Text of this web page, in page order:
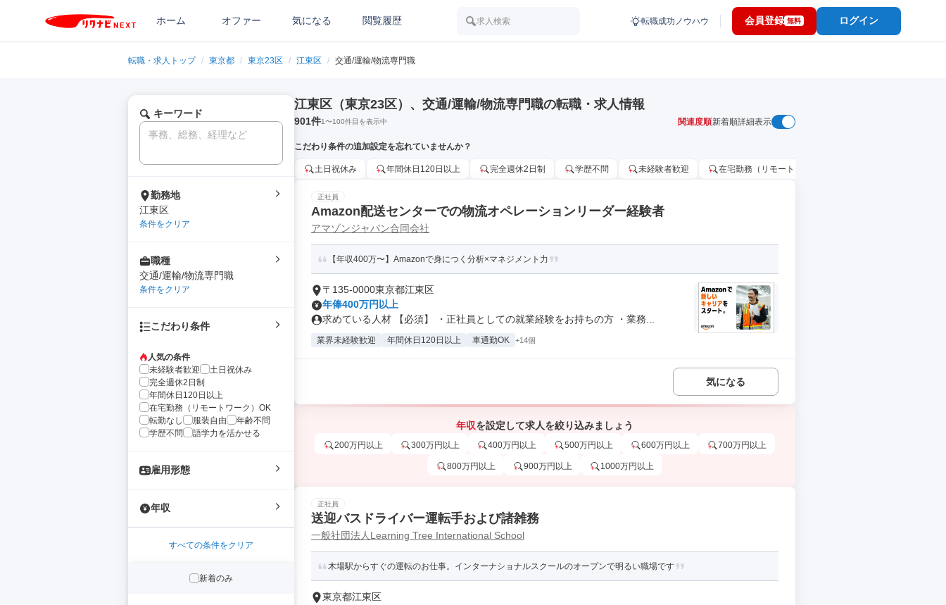
ホーム オファー 気になる 閲覧履歴 求人検索 転職成功ノウハウ 会員登録 無料 ログイン
転職・求人トップ / 東京都 / 東京23区 / 江東区 / 交通/運輸/物流専門職
キーワード
勤務地
江東区
条件をクリア
職種
交通/運輸/物流専門職
条件をクリア
こだわり条件
人気の条件
未経験者歓迎
土日祝休み
完全週休2日制
年間休日120日以上
在宅勤務（リモートワーク）OK
転勤なし
服装自由
年齢不問
学歴不問
語学力を活かせる
雇用形態
年収
すべての条件をクリア
新着のみ
江東区（東京23区）、交通/運輸/物流専門職の転職・求人情報
901件1〜100件目を表示中 関連度順新着順詳細表示
こだわり条件の追加設定を忘れていませんか？
土日祝休み 年間休日120日以上 完全週休2日制 学歴不問 未経験者歓迎 在宅勤務（リモートワーク）OK
正社員
Amazon配送センターでの物流オペレーションリーダー経験者
アマゾンジャパン合同会社
【年収400万〜】Amazonで身につく分析×マネジメント力
〒135-0000東京都江東区
年俸400万円以上
求めている人材 【必須】 ・正社員としての就業経験をお持ちの方 ・業務...
業界未経験歓迎 年間休日120日以上 車通勤OK +14個
気になる
年収を設定して求人を絞り込みましょう
200万円以上 300万円以上 400万円以上 500万円以上 600万円以上 700万円以上
800万円以上 900万円以上 1000万円以上
正社員
送迎バスドライバー運転手および諸雑務
一般社団法人Learning Tree International School
木場駅からすぐの運転のお仕事。インターナショナルスクールのオープンで明るい職場です
東京都江東区